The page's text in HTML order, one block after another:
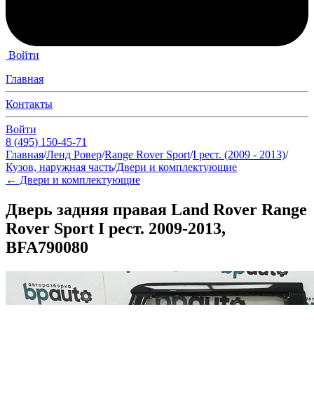
Войти
Главная
Контакты
Войти
8 (495) 150-45-71
Главная/Ленд Ровер/Range Rover Sport/I рест. (2009 - 2013)/
Кузов, наружная часть/Двери и комплектующие
← Двери и комплектующие
Дверь задняя правая Land Rover Range
Rover Sport I рест. 2009-2013,
BFA790080